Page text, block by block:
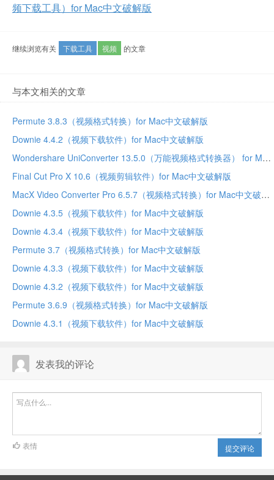
频下载工具）for Mac中文破解版
继续浏览有关 下载工具 视频 的文章
与本文相关的文章
Permute 3.8.3（视频格式转换）for Mac中文破解版
Downie 4.4.2（视频下载软件）for Mac中文破解版
Wondershare UniConverter 13.5.0（万能视频格式转换器） for Mac中文破解版
Final Cut Pro X 10.6（视频剪辑软件）for Mac中文破解版
MacX Video Converter Pro 6.5.7（视频格式转换）for Mac中文破解版
Downie 4.3.5（视频下载软件）for Mac中文破解版
Downie 4.3.4（视频下载软件）for Mac中文破解版
Permute 3.7（视频格式转换）for Mac中文破解版
Downie 4.3.3（视频下载软件）for Mac中文破解版
Downie 4.3.2（视频下载软件）for Mac中文破解版
Permute 3.6.9（视频格式转换）for Mac中文破解版
Downie 4.3.1（视频下载软件）for Mac中文破解版
发表我的评论
提交评论
表情